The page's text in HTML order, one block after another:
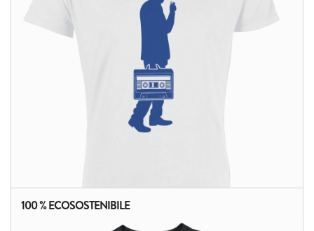
100 % ECOSOSTENIBILE